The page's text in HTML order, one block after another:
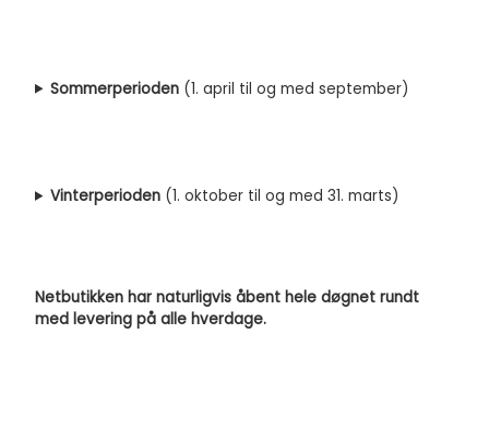
Sommerperioden (1. april til og med september)
Vinterperioden (1. oktober til og med 31. marts)
Netbutikken har naturligvis åbent hele døgnet rundt
med levering på alle hverdage.